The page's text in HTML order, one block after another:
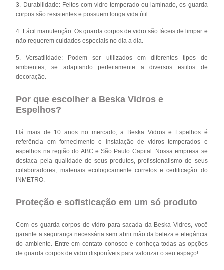
3. Durabilidade: Feitos com vidro temperado ou laminado, os guarda
corpos são resistentes e possuem longa vida útil.
4. Fácil manutenção: Os guarda corpos de vidro são fáceis de limpar e
não requerem cuidados especiais no dia a dia.
5. Versatilidade: Podem ser utilizados em diferentes tipos de
ambientes, se adaptando perfeitamente a diversos estilos de
decoração.
Por que escolher a Beska Vidros e
Espelhos?
Há mais de 10 anos no mercado, a Beska Vidros e Espelhos é
referência em fornecimento e instalação de vidros temperados e
espelhos na região do ABC e São Paulo Capital. Nossa empresa se
destaca pela qualidade de seus produtos, profissionalismo de seus
colaboradores, materiais ecologicamente corretos e certificação do
INMETRO.
Proteção e sofisticação em um só produto
Com os guarda corpos de vidro para sacada da Beska Vidros, você
garante a segurança necessária sem abrir mão da beleza e elegância
do ambiente. Entre em contato conosco e conheça todas as opções
de guarda corpos de vidro disponíveis para valorizar o seu espaço!